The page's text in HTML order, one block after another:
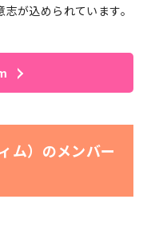
が込められています。
ム）のメンバー